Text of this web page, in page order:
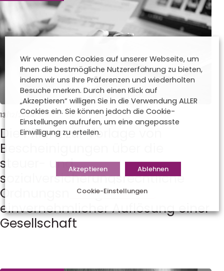
13/12/2024
Die Pflicht zur Vorlage von
Bescheinigungen über die
steuer- und
sozialversicherungsrechtliche
Ordnungsmäßigkeit bei
einvernehmlicher Auflösung einer
Gesellschaft
Wir verwenden Cookies auf unserer Webseite, um
Ihnen die bestmögliche Nutzererfahrung zu bieten,
indem wir uns Ihre Präferenzen und wiederholten
Besuche merken. Durch einen Klick auf
„Akzeptieren“ willigen Sie in die Verwendung ALLER
Cookies ein. Sie können jedoch die Cookie-
Einstellungen aufrufen, um eine angepasste
Einwilligung zu erteilen.
Akzeptieren Ablehnen
Cookie-Einstellungen